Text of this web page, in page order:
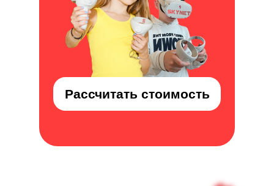
Рассчитать стоимость